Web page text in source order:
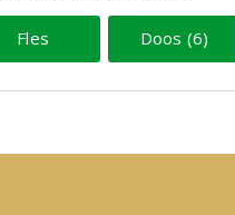
Fles Doos (6)